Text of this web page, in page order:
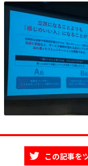
この記事を